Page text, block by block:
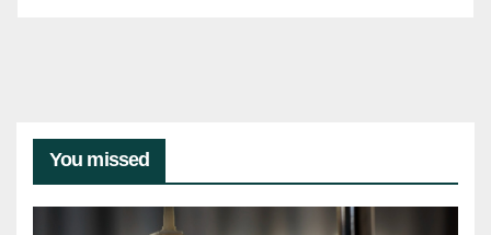
You missed